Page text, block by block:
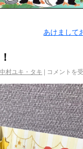
あけまして
中村ユキ・タキ | コメントを